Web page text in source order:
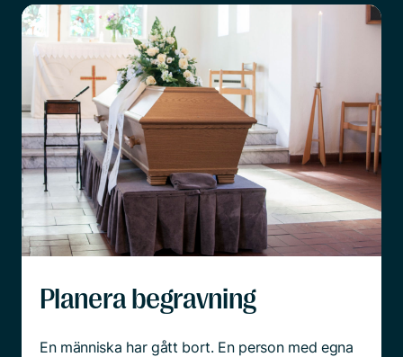
Planera begravning
En människa har gått bort. En person med egna